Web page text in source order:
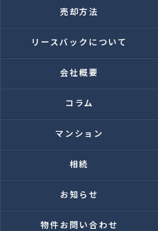
売却方法
リースバックについて
会社概要
コラム
マンション
相続
お知らせ
物件お問い合わせ